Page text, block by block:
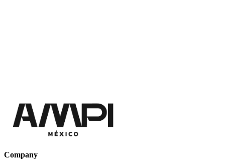
Company